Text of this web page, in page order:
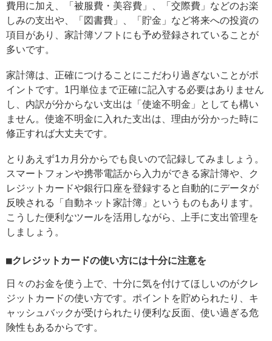
費用に加え、「被服費・美容費」、「交際費」などのお楽
しみの支出や、「図書費」、「貯金」など将来への投資の
項目があり、家計簿ソフトにも予め登録されていることが
多いです。
家計簿は、正確につけることにこだわり過ぎないことがポ
イントです。1円単位まで正確に記入する必要はありません
し、内訳が分からない支出は「使途不明金」としても構い
ません。使途不明金に入れた支出は、理由が分かった時に
修正すれば大丈夫です。
とりあえず1カ月分からでも良いので記録してみましょう。
スマートフォンや携帯電話から入力ができる家計簿や、ク
レジットカードや銀行口座を登録すると自動的にデータが
反映される「自動ネット家計簿」というものもあります。
こうした便利なツールを活用しながら、上手に支出管理を
しましょう。
■クレジットカードの使い方には十分に注意を
日々のお金を使う上で、十分に気を付けてほしいのがクレ
ジットカードの使い方です。ポイントを貯められたり、キ
ャッシュバックが受けられたり便利な反面、使い過ぎる危
険性もあるからです。